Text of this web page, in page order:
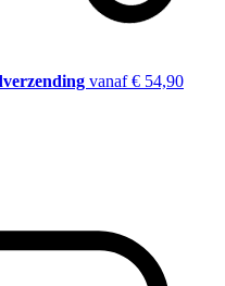
vanaf € 54,90